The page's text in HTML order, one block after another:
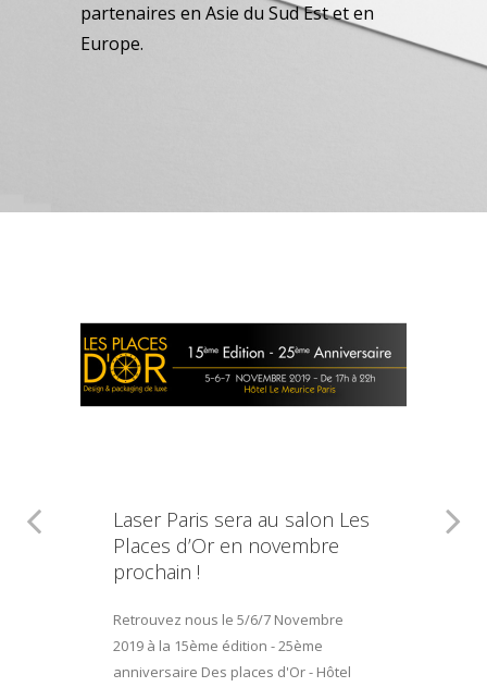
partenaires en Asie du Sud Est et en
Europe.
Laser Paris sera au salon Les
Places d’Or en novembre
prochain !
Retrouvez nous le 5/6/7 Novembre
2019 à la 15ème édition - 25ème
anniversaire Des places d'Or - Hôtel